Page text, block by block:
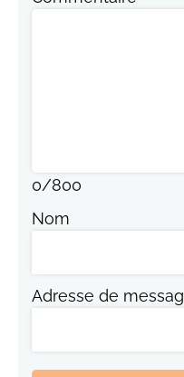
0/800
Nom
Adresse de